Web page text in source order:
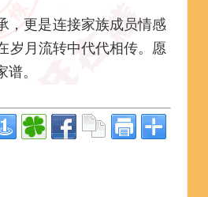
，更是连接家族成员情感
岁月流转中代代相传。愿
。